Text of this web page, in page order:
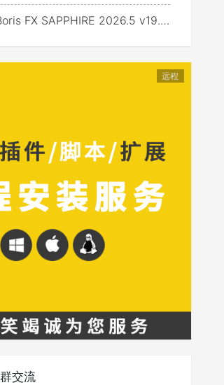
2026.5 v19.5 蓝宝石视效插件_For AE/PR/Avid/OFX(Nuke/Resolve/Fusion等)
远程
交流